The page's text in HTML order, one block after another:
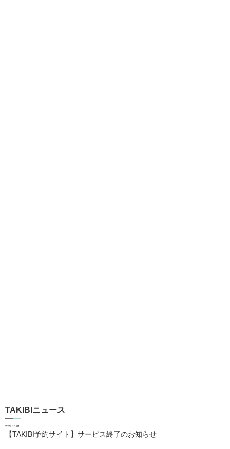
TAKIBIニュース
2024.10.01
【TAKIBI予約サイト】サービス終了のお知らせ